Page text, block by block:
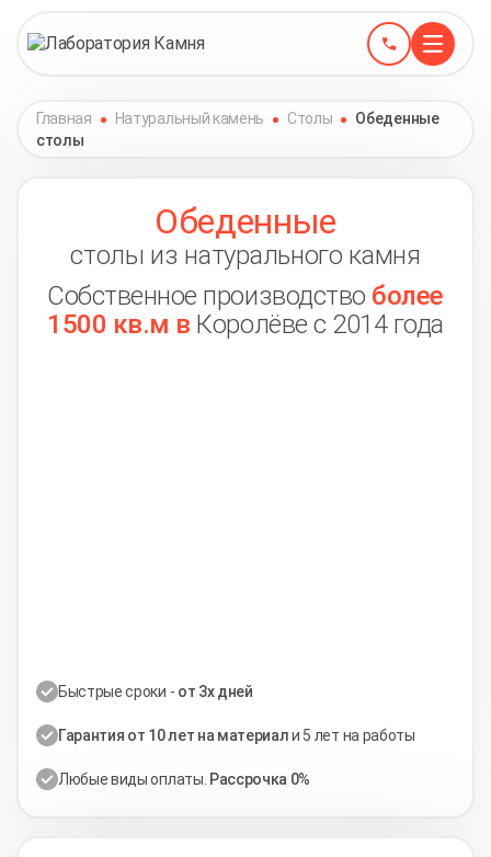
Главная Натуральный камень Столы
Обеденные
столы
Обеденные
столы из натурального камня
Собственное производство более
1500 кв.м в Королёве с 2014 года
Быстрые сроки - от 3х дней
Гарантия от 10 лет на материали 5 лет на работы
Любые виды оплаты. Рассрочка 0%